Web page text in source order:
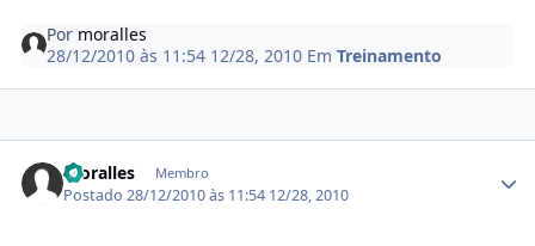
Por moralles
28/12/2010 às 11:54 12/28, 2010 EmTreinamento
moralles Membro
Postado28/12/2010 às 11:54 12/28, 2010